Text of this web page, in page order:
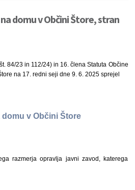
domu v Občini Štore, stran
84/23 in 112/24) in 16. člena Statuta Občine
na 17. redni seji dne 9. 6. 2025 sprejel
v Občini Štore
razmerja opravlja javni zavod, katerega